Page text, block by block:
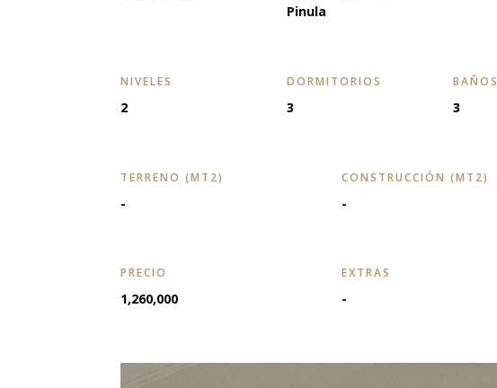
Pinula
NIVELES
2
DORMITORIOS
3
BAÑOS
3
TERRENO (MT2)
-
CONSTRUCCIÓN (MT2)
-
PRECIO
1,260,000
EXTRAS
-